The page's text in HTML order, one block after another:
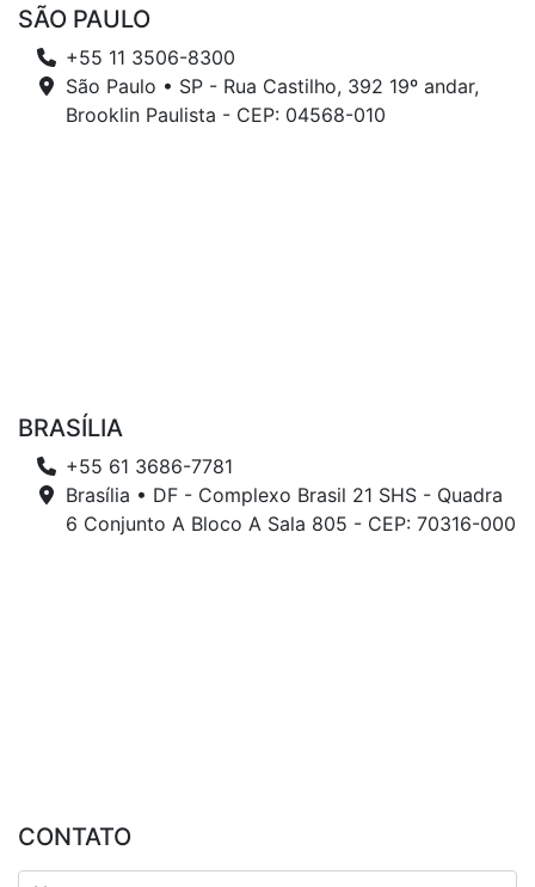
SÃO PAULO
+55 11 3506-8300
São Paulo • SP - Rua Castilho, 392 19º andar,
Brooklin Paulista - CEP: 04568-010
BRASÍLIA
+55 61 3686-7781
Brasília • DF - Complexo Brasil 21 SHS - Quadra
6 Conjunto A Bloco A Sala 805 - CEP: 70316-000
CONTATO